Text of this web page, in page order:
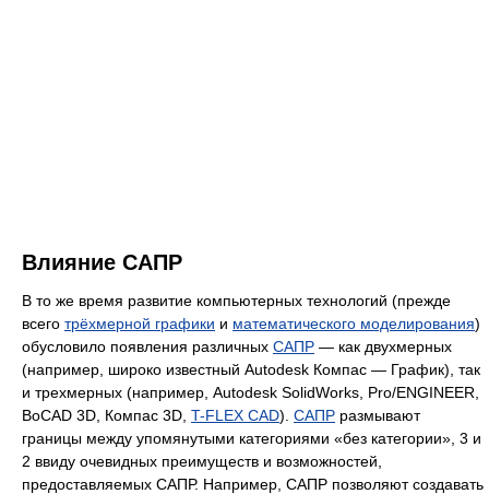
Влияние САПР
В то же время развитие компьютерных технологий (прежде
всего трёхмерной графики и математического моделирования)
обусловило появления различных САПР — как двухмерных
(например, широко известный Autodesk Компас — График), так
и трехмерных (например, Autodesk SolidWorks, Pro/ENGINEER,
BoCAD 3D, Компас 3D, T-FLEX CAD). САПР размывают
границы между упомянутыми категориями «без категории», 3 и
2 ввиду очевидных преимуществ и возможностей,
предоставляемых САПР. Например, САПР позволяют создавать